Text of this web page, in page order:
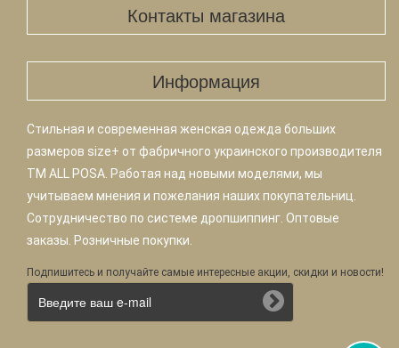
Контакты магазина
Информация
Стильная и современная женская одежда больших
размеров size+ от фабричного украинского производителя
TM ALL POSA. Работая над новыми моделями, мы
учитываем мнения и пожелания наших покупательниц.
Сотрудничество по системе дропшиппинг. Оптовые
заказы. Розничные покупки.
Подпишитесь и получайте самые интересные акции, скидки и новости!